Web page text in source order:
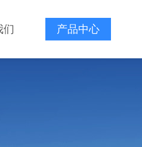
们 产品中心